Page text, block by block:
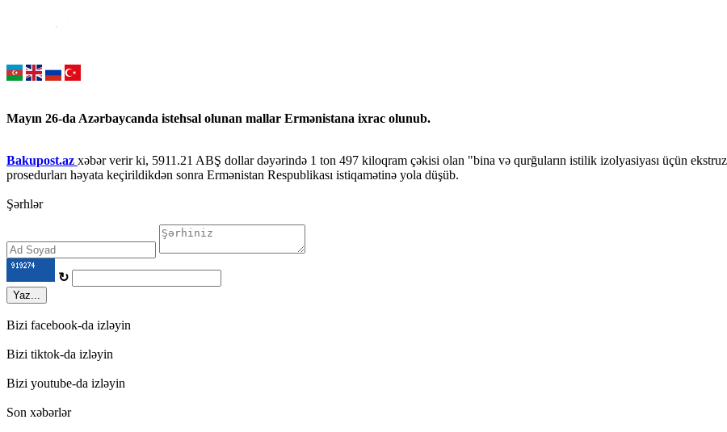
Mayın 26-da Azərbaycanda istehsal olunan mallar Ermənistana ixrac olunub.
Bakupost.az xəbər verir ki, 5911.21 ABŞ dollar dəyərində 1 ton 497 kiloqram çəkisi olan "bina və qurğuların istilik izolyasiyası üçün
prosedurları həyata keçirildikdən sonra Ermənistan Respublikası istiqamətinə yola düşüb.
Şərhlər
↻
Yaz...
Bizi facebook-da izləyin
Bizi tiktok-da izləyin
Bizi youtube-da izləyin
Son xəbərlər